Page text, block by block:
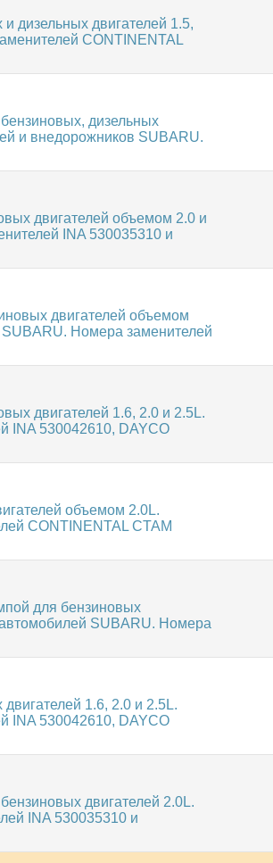
дизельных двигателей 1.5,
CONTINENTAL
дизельных
и внедорожников SUBARU.
двигателей объемом 2.0 и
INA 530035310 и
двигателей объемом
Номера заменителей
двигателей 1.6, 2.0 и 2.5L.
INA 530042610, DAYCO
объемом 2.0L.
CONTINENTAL CTAM
для бензиновых
SUBARU. Номера
1.6, 2.0 и 2.5L.
INA 530042610, DAYCO
двигателей 2.0L.
INA 530035310 и